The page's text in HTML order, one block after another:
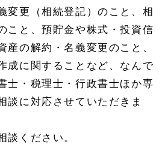
変更（相続登記）のこと、相
こと、預貯金や株式・投資信
産の解約・名義変更のこと、
成に関することなど、なんで
士・税理士・行政書士ほか専
談に対応させていただきま
談ください。